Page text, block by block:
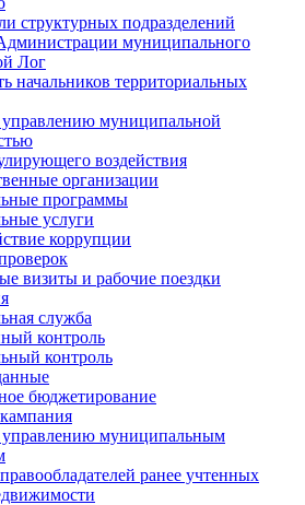
структурных подразделений
муниципального
Лог
начальников территориальных
муниципальной
воздействия
организации
программы
услуги
коррупции
визиты и рабочие поездки
служба
контроль
контроль
бюджетирование
управлению муниципальным
ранее учтенных